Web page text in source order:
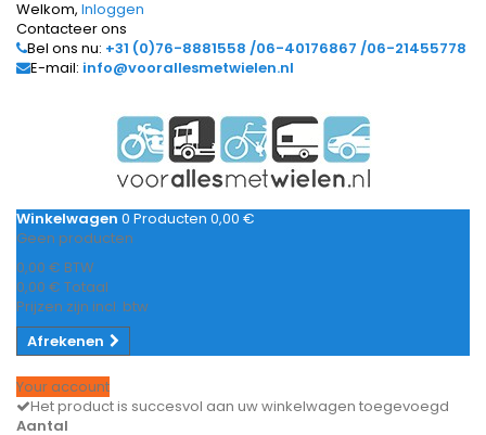
Welkom, Inloggen
Contacteer ons
Bel ons nu: +31 (0)76-8881558 /06-40176867 /06-21455778
E-mail: info@voorallesmetwielen.nl
Winkelwagen 0 Producten 0,00 €
Geen producten
0,00 € BTW
0,00 € Totaal
Prijzen zijn incl. btw
Afrekenen
Your account
Het product is succesvol aan uw winkelwagen toegevoegd
Aantal